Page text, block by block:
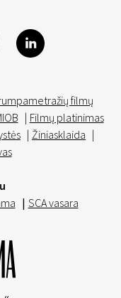
filmų
| Filmų platinimas
| Žiniasklaida |
| SCA vasara